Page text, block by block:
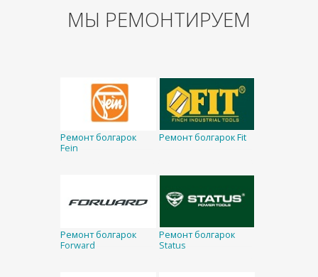
МЫ РЕМОНТИРУЕМ
Ремонт болгарок
Fein
Ремонт болгарок Fit
Ремонт болгарок
Forward
Ремонт болгарок
Status